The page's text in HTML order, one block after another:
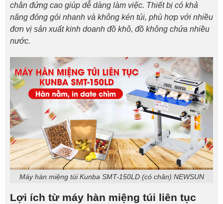
chân đứng cao giúp dễ dàng làm việc. Thiết bị có khả
năng đóng gói nhanh và không kén túi, phù hợp với nhiều
đơn vị sản xuất kinh doanh đồ khô, đồ không chứa nhiều
nước.
Máy hàn miệng túi Kunba SMT-150LD (có chân) NEWSUN
Lợi ích từ máy hàn miệng túi liên tục